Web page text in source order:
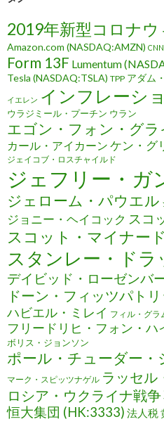
2019年新型コロナウ
Amazon.com (NASDAQ:AMZN) CNN
Form 13F Lumentum
Tesla (NASDAQ:TSLA) TPP アダム
イエレン インフレーシ
ウラジミール・プーチン ウラン
エゴン・フォン・グラ
カール・アイカーン ケン・グ
ジェイコブ・ロスチャイルド
ジェフリー・ガ
ジェローム・パウエル
ジョニー・ヘイコック スコ
スコット・マイナード
スタンレー・ド
デイビッド・ローゼンバ
ドーン・フィッツパトリ
ハビエル・ミレイ フィル・グラ
フリードリヒ・フォン・ハ
ボリス・ジョンソン
ポール・チューダー・
マーク・スピッツナゲル ラッセル
ロシア・ウクライナ戦争
恒大集団 (HK:3333) 法人税